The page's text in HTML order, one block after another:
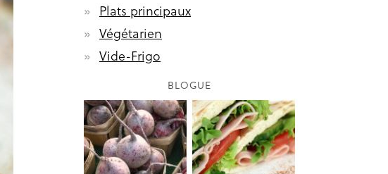
Plats principaux
Végétarien
Vide-Frigo
BLOGUE